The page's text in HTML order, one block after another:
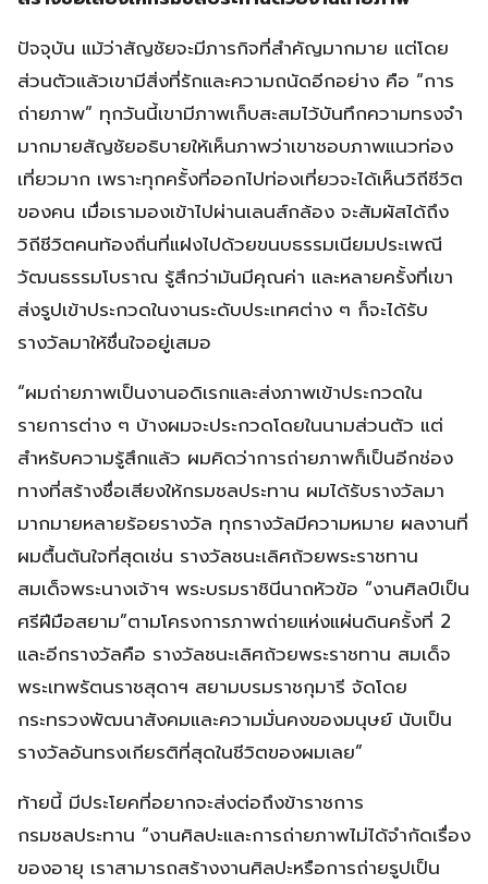
ปัจจุบัน แม้ว่าสัญชัยจะมีภารกิจที่สำคัญมากมาย แต่โดย
ส่วนตัวแล้วเขามีสิ่งที่รักและความถนัดอีกอย่าง คือ “การ
ถ่ายภาพ” ทุกวันนี้เขามีภาพเก็บสะสมไว้บันทึกความทรงจำ
มากมายสัญชัยอธิบายให้เห็นภาพว่าเขาชอบภาพแนวท่อง
เที่ยวมาก เพราะทุกครั้งที่ออกไปท่องเที่ยวจะได้เห็นวิถีชีวิต
ของคน เมื่อเรามองเข้าไปผ่านเลนส์กล้อง จะสัมผัสได้ถึง
วิถีชีวิตคนท้องถิ่นที่แฝงไปด้วยขนบธรรมเนียมประเพณี
วัฒนธรรมโบราณ รู้สึกว่ามันมีคุณค่า และหลายครั้งที่เขา
ส่งรูปเข้าประกวดในงานระดับประเทศต่าง ๆ ก็จะได้รับ
รางวัลมาให้ชื่นใจอยู่เสมอ
“ผมถ่ายภาพเป็นงานอดิเรกและส่งภาพเข้าประกวดใน
รายการต่าง ๆ บ้างผมจะประกวดโดยในนามส่วนตัว แต่
สำหรับความรู้สึกแล้ว ผมคิดว่าการถ่ายภาพก็เป็นอีกช่อง
ทางที่สร้างชื่อเสียงให้กรมชลประทาน ผมได้รับรางวัลมา
มากมายหลายร้อยรางวัล ทุกรางวัลมีความหมาย ผลงานที่
ผมตื้นตันใจที่สุดเช่น รางวัลชนะเลิศถ้วยพระราชทาน
สมเด็จพระนางเจ้าฯ พระบรมราชินีนาถหัวข้อ “งานศิลป์เป็น
ศรีฝีมือสยาม”ตามโครงการภาพถ่ายแห่งแผ่นดินครั้งที่ 2
และอีกรางวัลคือ รางวัลชนะเลิศถ้วยพระราชทาน สมเด็จ
พระเทพรัตนราชสุดาฯ สยามบรมราชกุมารี จัดโดย
กระทรวงพัฒนาสังคมและความมั่นคงของมนุษย์ นับเป็น
รางวัลอันทรงเกียรติที่สุดในชีวิตของผมเลย”
ท้ายนี้ มีประโยคที่อยากจะส่งต่อถึงข้าราชการ
กรมชลประทาน “งานศิลปะและการถ่ายภาพไม่ได้จำกัดเรื่อง
ของอายุ เราสามารถสร้างงานศิลปะหรือการถ่ายรูปเป็น